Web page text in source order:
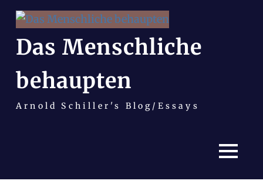
Das Menschliche
behaupten
Arnold Schiller's Blog/Essays
MENÜ